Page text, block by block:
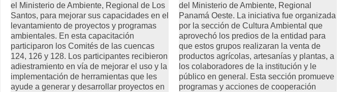
el Ministerio de Ambiente, Regional de Los
Santos, para mejorar sus capacidades en el
levantamiento de proyectos y programas
ambientales. En esta capacitación
participaron los Comités de las cuencas
124, 126 y 128. Los participantes recibieron
adiestramiento en vía de mejorar el uso y la
implementación de herramientas que les
ayude a generar y desarrollar proyectos en
del Ministerio de Ambiente, Regional
Panamá Oeste. La iniciativa fue organizada
por la sección de Cultura Ambiental que
aprovechó los predios de la entidad para
que estos grupos realizaran la venta de
productos agrícolas, artesanías y plantas, a
los colaboradores de la institución y le
público en general. Esta sección promueve
programas y acciones de cooperación